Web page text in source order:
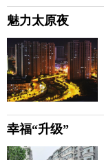
魅力太原夜
幸福“升级”